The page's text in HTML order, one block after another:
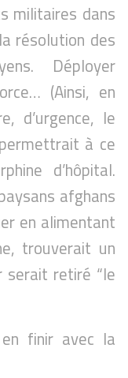
militaires dans
résolution des
Déployer
(Ainsi, en
d’urgence, le
à ce
d’hôpital.
afghans
en alimentant
trouverait un
serait retiré “le
finir avec la